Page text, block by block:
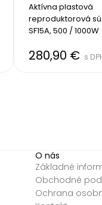
Aktívna plastová
reproduktorová
SF15A, 500 / 1000W
280,90 € s
O nás
Základné
Obchodné
Ochrana